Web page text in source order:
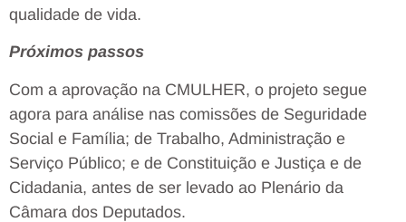
qualidade de vida.
Próximos passos
Com a aprovação na CMULHER, o projeto segue
agora para análise nas comissões de Seguridade
Social e Família; de Trabalho, Administração e
Serviço Público; e de Constituição e Justiça e de
Cidadania, antes de ser levado ao Plenário da
Câmara dos Deputados.